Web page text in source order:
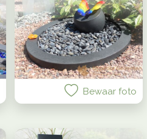
Bewaar foto